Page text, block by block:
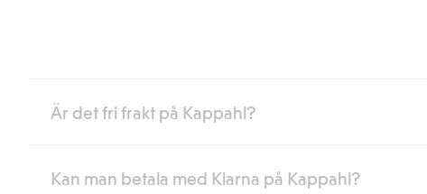
Är det fri frakt på Kappahl?
Är du medlem i Kappahl Club har du alltid gratis frakt till butik eller
Kan man betala med Klarna på Kappahl?